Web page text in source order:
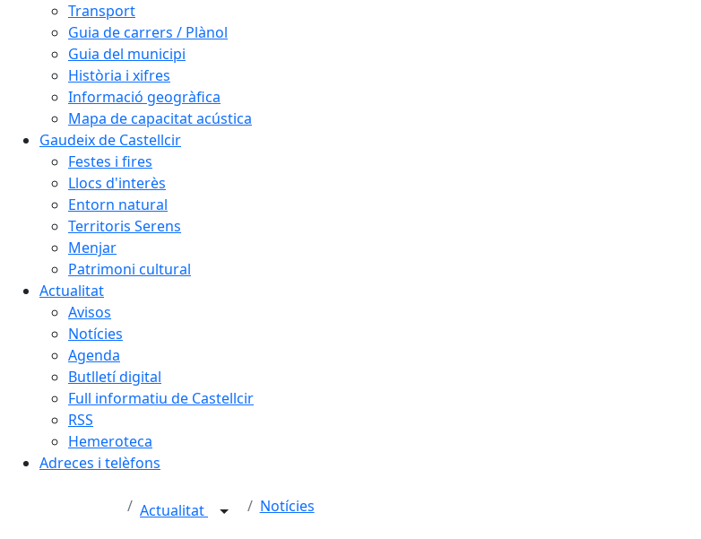
Transport
Guia de carrers / Plànol
Guia del municipi
Història i xifres
Informació geogràfica
Mapa de capacitat acústica
Gaudeix de Castellcir
Festes i fires
Llocs d'interès
Entorn natural
Territoris Serens
Menjar
Patrimoni cultural
Actualitat
Avisos
Notícies
Agenda
Butlletí digital
Full informatiu de Castellcir
RSS
Hemeroteca
Adreces i telèfons
Actualitat Notícies